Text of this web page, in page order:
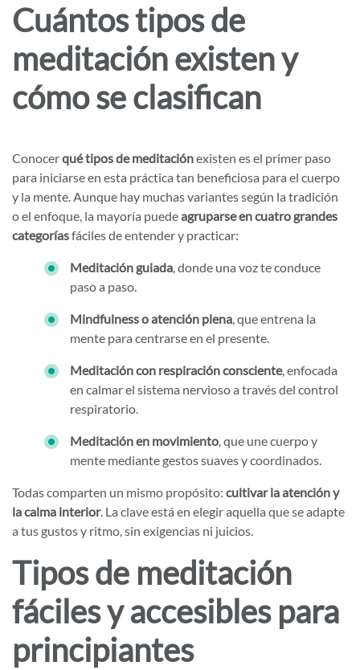
Cuántos tipos de
meditación existen y
cómo se clasifican
Conocerqué tipos de meditaciónexisten es el primer paso
para iniciarse en esta práctica tan beneficiosa para el cuerpo
y la mente. Aunque hay muchas variantes según la tradición
o el enfoque, la mayoría puedeagruparse en cuatro grandes
categoríasfáciles de entender y practicar:
Meditación guiada, donde una voz te conduce
paso a paso.
Mindfulness o atención plena, que entrena la
mente para centrarse en el presente.
Meditación con respiración consciente, enfocada
en calmar el sistema nervioso a través del control
respiratorio.
Meditación en movimiento, que une cuerpo y
mente mediante gestos suaves y coordinados.
Todas comparten un mismo propósito: cultivar la atención y
la calma interior. La clave está en elegir aquella que se adapte
a tus gustos y ritmo, sin exigencias ni juicios.
Tipos de meditación
fáciles y accesibles para
principiantes